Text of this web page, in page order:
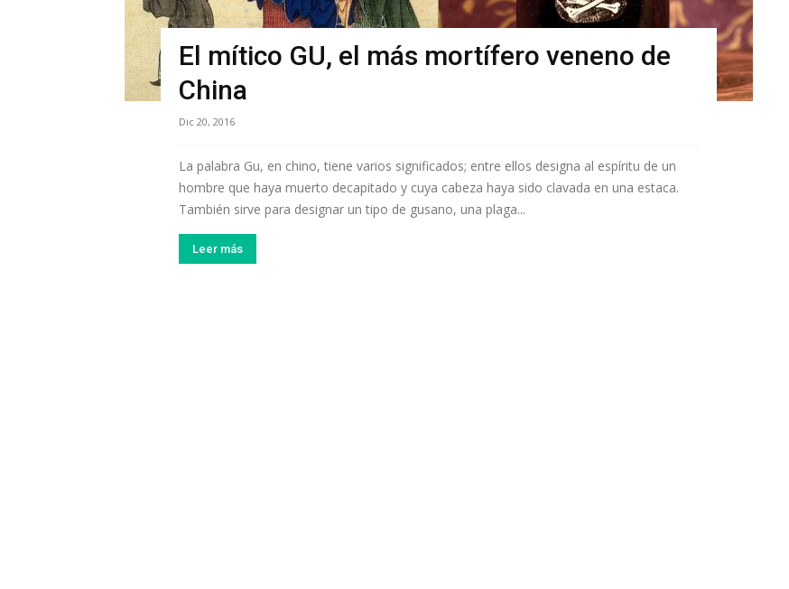
El mítico GU, el más mortífero veneno de
China
Dic 20, 2016
La palabra Gu, en chino, tiene varios significados; entre ellos designa al espíritu de un
hombre que haya muerto decapitado y cuya cabeza haya sido clavada en una estaca.
También sirve para designar un tipo de gusano, una plaga...
Leer más